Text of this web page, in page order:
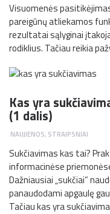
Visuomenės
pareigūnų atliekamos
rezultatai sąlyginai
rodiklius. Tačiau reikia
Kas yra
(1 dalis)
NAUJIENOS, STRAIPSNIAI
Sukčiavimas kas tai?
informacinėse
Dažniausiai „sukčiai”
panaudodami apgaulę
Tačiau kas yra